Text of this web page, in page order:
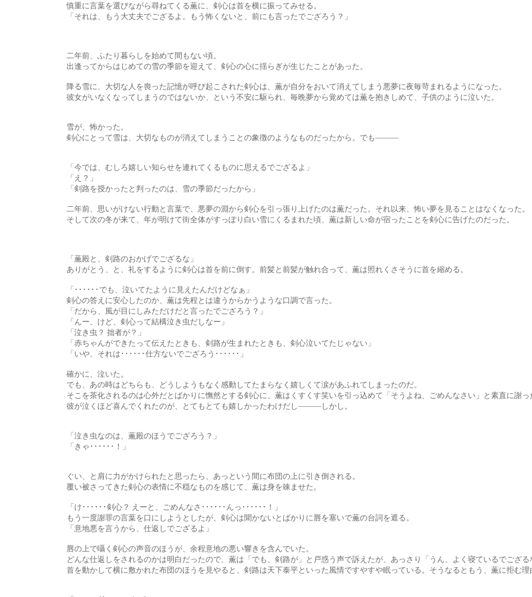
慎重に言葉を選びながら尋ねてくる薫に、剣心は首を横に振ってみせる。
「それは、もう大丈夫でござるよ。もう怖くないと、前にも言ったでござろう？」
二年前、ふたり暮らしを始めて間もない頃。
出逢ってからはじめての雪の季節を迎えて、剣心の心に揺らぎが生じたことがあった。
降る雪に、大切な人を喪った記憶が呼び起こされた剣心は、薫が自分をおいて消えてしまう悪夢に夜毎苛まれるようになった。
彼女がいなくなってしまうのではないか、という不安に駆られ、毎晩夢から覚めては薫を抱きしめて、子供のように泣いた。
雪が、怖かった。
剣心にとって雪は、大切なものが消えてしまうことの象徴のようなものだったから。でも―――
「今では、むしろ嬉しい知らせを連れてくるものに思えるでござるよ」
「え？」
「剣路を授かったと判ったのは、雪の季節だったから」
二年前、思いがけない行動と言葉で、悪夢の淵から剣心を引っ張り上げたのは薫だった。それ以来、怖い夢を見ることはなくなった。
そして次の冬が来て、年が明けて街全体がすっぽり白い雪にくるまれた頃、薫は新しい命が宿ったことを剣心に告げたのだった。
「薫殿と、剣路のおかげでござるな」
ありがとう、と、礼をするように剣心は首を前に倒す。前髪と前髪が触れ合って、薫は照れくさそうに首を縮める。
「･･････でも、泣いてたように見えたんだけどなぁ」
剣心の答えに安心したのか、薫は先程とは違うからかうような口調で言った。
「だから、風が目にしみただけだと言ったでござろう？」
「んー、けど、剣心って結構泣き虫だしなー」
「泣き虫？ 拙者が？」
「赤ちゃんができたって伝えたときも、剣路が生まれたときも、剣心泣いてたじゃない」
「いや、それは･･････仕方ないでござろう･･････」
確かに、泣いた。
でも、あの時はどちらも、どうしようもなく感動してたまらなく嬉しくて涙があふれてしまったのだ。
そこを茶化されるのは心外だとばかりに憮然とする剣心に、薫はくすくす笑いを引っ込めて「そうよね、ごめんなさい」と素直に謝っ
彼が泣くほど喜んでくれたのが、とてもとても嬉しかったわけだし―――しかし。
「泣き虫なのは、薫殿のほうでござろう？」
「きゃ･･････！」
ぐい、と肩に力がかけられたと思ったら、あっという間に布団の上に引き倒される。
覆い被さってきた剣心の表情に不穏なものを感じて、薫は身を竦ませた。
「け･･････剣心？ えーと、ごめんなさ･･････んっ･･････！」
もう一度謝罪の言葉を口にしようとしたが、剣心は聞かないとばかりに唇を塞いで薫の台詞を遮る。
「意地悪を言うから、仕返しでござるよ」
唇の上で囁く剣心の声音のほうが、余程意地の悪い響きを含んでいた。
どんな仕返しをされるのかは明白だったので、薫は「でも、剣路が」と戸惑う声で訴えたが、あっさり「うん、よく寝ているでござる
首を動かして横に敷かれた布団のほうを見やると、剣路は天下泰平といった風情ですやすや眠っている。そうなるともう、薫に拒む理